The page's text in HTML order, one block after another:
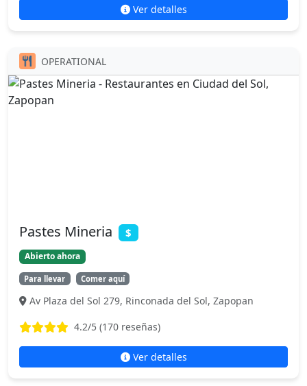
Ver detalles
OPERATIONAL
Pastes Mineria $
Abierto ahora
Para llevar Comer aquí
Av Plaza del Sol 279, Rinconada del Sol, Zapopan
4.2/5 (170 reseñas)
Ver detalles